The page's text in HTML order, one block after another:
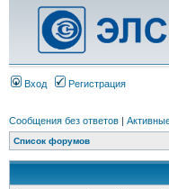
Вход Регистрация
Сообщения без ответов |
Список форумов